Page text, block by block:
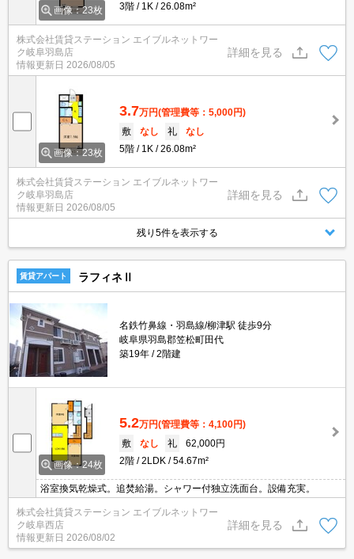
画像：23枚
3階
1K 26.08m²
株式会社賃貸ステーション エイブルネットワー
ク岐阜羽島店
情報更新日 2026/08/05
詳細を見る
画像：23枚
3.7万円(管理費等：5,000円)
敷
なし 礼
なし
5階
1K 26.08m²
株式会社賃貸ステーション エイブルネットワー
ク岐阜羽島店
情報更新日 2026/08/05
詳細を見る
残り5件を表示する
賃貸アパート ラフィネⅡ
名鉄竹鼻線・羽島線/柳津駅 徒歩9分
岐阜県羽島郡笠松町田代
築19年
2階建
画像：24枚
5.2万円(管理費等：4,100円)
敷
なし 礼
62,000円
2階
2LDK 54.67m²
浴室換気乾燥式。追焚給湯。シャワー付独立洗面台。設備充実。
株式会社賃貸ステーション エイブルネットワー
ク岐阜西店
情報更新日 2026/08/02
詳細を見る